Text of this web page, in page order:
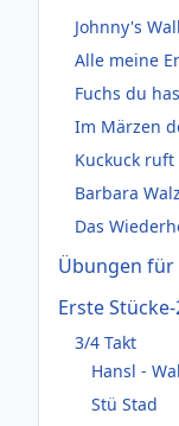
Johnny's
Alle meine
Fuchs du
Im Märzen
Kuckuck
Barbara
Das
Übungen
Erste
3/4 Takt
Hansl -
Stü Stad